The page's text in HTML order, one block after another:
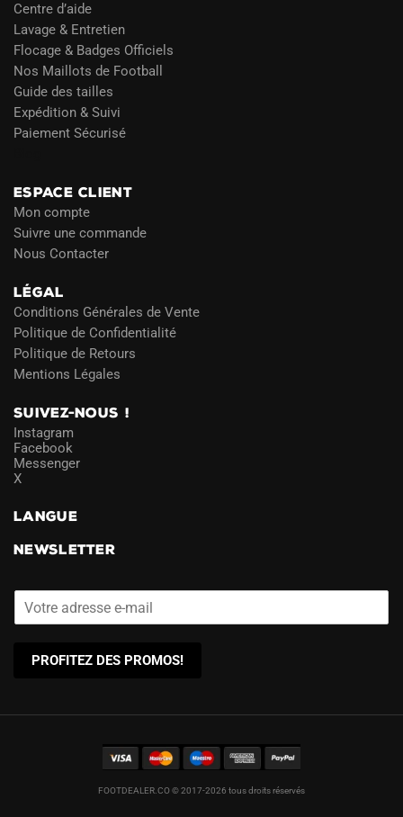
Centre d’aide
Lavage & Entretien
Flocage & Badges Officiels
Nos Maillots de Football
Guide des tailles
Expédition & Suivi
Paiement Sécurisé
ESPACE CLIENT
Mon compte
Suivre une commande
Nous Contacter
LÉGAL
Conditions Générales de Vente
Politique de Confidentialité
Politique de Retours
Mentions Légales
SUIVEZ-NOUS !
Instagram
Facebook
Messenger
X
LANGUE
NEWSLETTER
PROFITEZ DES PROMOS!
FOOTDEALER.CO © 2017-2026 tous droits réservés